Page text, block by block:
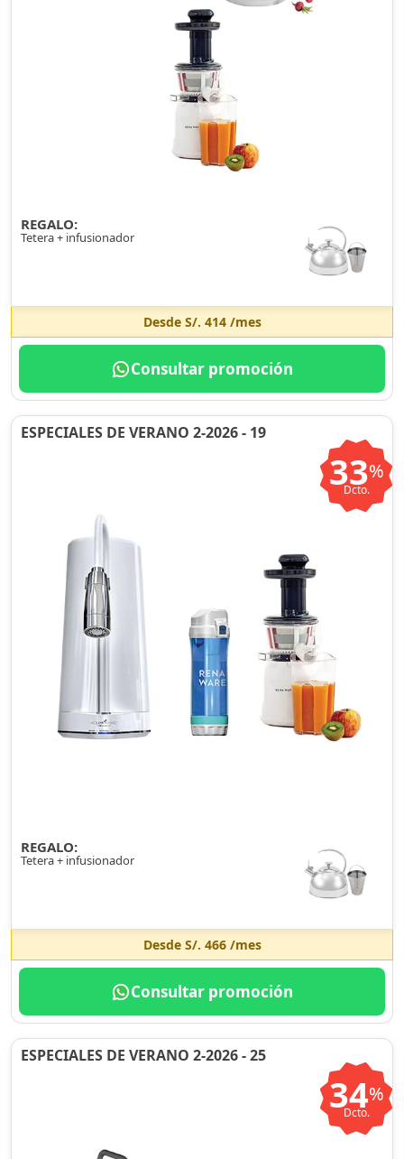
REGALO:
Tetera + infusionador
Desde S/. 414/mes
Consultar promoción
ESPECIALES DE VERANO 2-2026 - 19
33%
Dcto.
REGALO:
Tetera + infusionador
Desde S/. 466/mes
Consultar promoción
ESPECIALES DE VERANO 2-2026 - 25
34%
Dcto.